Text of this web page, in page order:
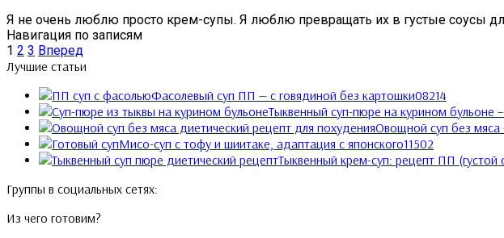
Я не очень люблю просто крем-супы. Я люблю превращать их в густые соусы
Навигация по записям
1 2 3 Вперед
Лучшие статьи
Фасолевый суп ПП — с говядиной без картошки08214
Тыквенный суп-пюре на курином бульоне
Овощной суп без мяса
Мисо-суп с тофу и шиитаке, адаптация с японского11502
Тыквенный крем-суп: рецепт ПП (густой
Группы в социальных сетях:
Из чего готовим?